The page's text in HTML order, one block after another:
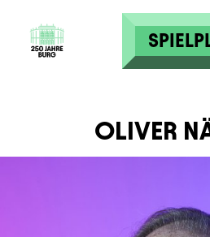
Direkt zum Inhalt
OLIVER